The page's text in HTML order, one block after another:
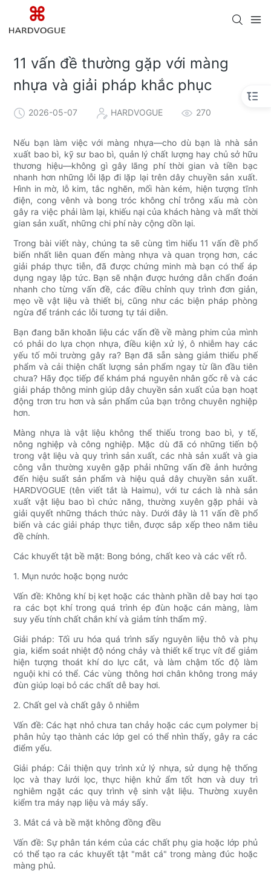
11 vấn đề thường gặp với màng
nhựa và giải pháp khắc phục
2026-05-07 HARDVOGUE 270
Nếu bạn làm việc với màng nhựa—cho dù bạn là nhà sản
xuất bao bì, kỹ sư bao bì, quản lý chất lượng hay chủ sở hữu
thương hiệu—không gì gây lãng phí thời gian và tiền bạc
nhanh hơn những lỗi lặp đi lặp lại trên dây chuyền sản xuất.
Hình in mờ, lỗ kim, tắc nghẽn, mối hàn kém, hiện tượng tĩnh
điện, cong vênh và bong tróc không chỉ trông xấu mà còn
gây ra việc phải làm lại, khiếu nại của khách hàng và mất thời
gian sản xuất, những chi phí này cộng dồn lại.
Trong bài viết này, chúng ta sẽ cùng tìm hiểu 11 vấn đề phổ
biến nhất liên quan đến màng nhựa và quan trọng hơn, các
giải pháp thực tiễn, đã được chứng minh mà bạn có thể áp
dụng ngay lập tức. Bạn sẽ nhận được hướng dẫn chẩn đoán
nhanh cho từng vấn đề, các điều chỉnh quy trình đơn giản,
mẹo về vật liệu và thiết bị, cũng như các biện pháp phòng
ngừa để tránh các lỗi tương tự tái diễn.
Bạn đang băn khoăn liệu các vấn đề về màng phim của mình
có phải do lựa chọn nhựa, điều kiện xử lý, ô nhiễm hay các
yếu tố môi trường gây ra? Bạn đã sẵn sàng giảm thiểu phế
phẩm và cải thiện chất lượng sản phẩm ngay từ lần đầu tiên
chưa? Hãy đọc tiếp để khám phá nguyên nhân gốc rễ và các
giải pháp thông minh giúp dây chuyền sản xuất của bạn hoạt
động trơn tru hơn và sản phẩm của bạn trông chuyên nghiệp
hơn.
Màng nhựa là vật liệu không thể thiếu trong bao bì, y tế,
nông nghiệp và công nghiệp. Mặc dù đã có những tiến bộ
trong vật liệu và quy trình sản xuất, các nhà sản xuất và gia
công vẫn thường xuyên gặp phải những vấn đề ảnh hưởng
đến hiệu suất sản phẩm và hiệu quả dây chuyền sản xuất.
HARDVOGUE (tên viết tắt là Haimu), với tư cách là nhà sản
xuất vật liệu bao bì chức năng, thường xuyên gặp phải và
giải quyết những thách thức này. Dưới đây là 11 vấn đề phổ
biến và các giải pháp thực tiễn, được sắp xếp theo năm tiêu
đề chính.
Các khuyết tật bề mặt: Bong bóng, chất keo và các vết rỗ.
1. Mụn nước hoặc bọng nước
Vấn đề: Không khí bị kẹt hoặc các thành phần dễ bay hơi tạo
ra các bọt khí trong quá trình ép đùn hoặc cán màng, làm
suy yếu tính chất chắn khí và giảm tính thẩm mỹ.
Giải pháp: Tối ưu hóa quá trình sấy nguyên liệu thô và phụ
gia, kiểm soát nhiệt độ nóng chảy và thiết kế trục vít để giảm
hiện tượng thoát khí do lực cắt, và làm chậm tốc độ làm
nguội khi có thể. Các vùng thông hơi chân không trong máy
đùn giúp loại bỏ các chất dễ bay hơi.
2. Chất gel và chất gây ô nhiễm
Vấn đề: Các hạt nhỏ chưa tan chảy hoặc các cụm polymer bị
phân hủy tạo thành các lớp gel có thể nhìn thấy, gây ra các
điểm yếu.
Giải pháp: Cải thiện quy trình xử lý nhựa, sử dụng hệ thống
lọc và thay lưới lọc, thực hiện khử ẩm tốt hơn và duy trì
nghiêm ngặt các quy trình vệ sinh vật liệu. Thường xuyên
kiểm tra máy nạp liệu và máy sấy.
3. Mắt cá và bề mặt không đồng đều
Vấn đề: Sự phân tán kém của các chất phụ gia hoặc lớp phủ
có thể tạo ra các khuyết tật "mắt cá" trong màng đúc hoặc
màng phủ.